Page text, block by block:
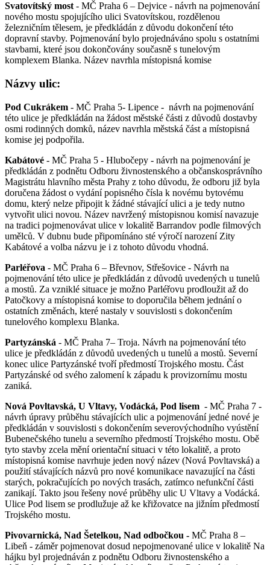
Svatovítský most - MČ Praha 6 – Dejvice - návrh na pojmenování
nového mostu spojujícího ulici Svatovítskou, rozdělenou
železničním tělesem, je předkládán z důvodu dokončení této
dopravní stavby. Pojmenování bylo projednáváno spolu s ostatními
stavbami, které jsou dokončovány současně s tunelovým
komplexem Blanka. Název navrhla místopisná komise
Názvy ulic:
Pod Cukrákem - MČ Praha 5- Lipence - návrh na pojmenování
této ulice je předkládán na žádost městské části z důvodů dostavby
osmi rodinných domků, název navrhla městská část a místopisná
komise jej podpořila.
Kabátové - MČ Praha 5 - Hlubočepy - návrh na pojmenování je
předkládán z podnětu Odboru živnostenského a občanskosprávního
Magistrátu hlavního města Prahy z toho důvodu, že odboru již byla
doručena žádost o vydání popisného čísla k novému bytovému
domu, který nelze připojit k žádné stávající ulici a je tedy nutno
vytvořit ulici novou. Název navržený místopisnou komisí navazuje
na tradici pojmenovávat ulice v lokalitě Barrandov podle filmových
umělců. V dubnu bude připomínáno sté výročí narození Zity
Kabátové a volba názvu je i z tohoto důvodu vhodná.
Parléřova - MČ Praha 6 – Břevnov, Střešovice - Návrh na
pojmenování této ulice je předkládán z důvodů uvedených u tunelů
a mostů. Za vzniklé situace je možno Parléřovu prodloužit až do
Patočkovy a místopisná komise to doporučila během jednání o
ostatních změnách, které nastaly v souvislosti s dokončením
tunelového komplexu Blanka.
Partyzánská - MČ Praha 7– Troja. Návrh na pojmenování této
ulice je předkládán z důvodů uvedených u tunelů a mostů. Severní
konec ulice Partyzánské tvoří předmostí Trojského mostu. Část
Partyzánské od svého zalomení k západu k provizornímu mostu
zaniká.
Nová Povltavská, U Vltavy, Vodácká, Pod lisem - MČ Praha 7 -
návrh úpravy průběhu stávajících ulic a pojmenování jedné nové je
předkládán v souvislosti s dokončením severovýchodního vyústění
Bubenečského tunelu a severního předmostí Trojského mostu. Obě
tyto stavby zcela mění orientační situaci v této lokalitě, a proto
místopisná komise navrhuje jeden nový název (Nová Povltavská) a
použití stávajících názvů pro nové komunikace navazující na části
starých, pokračujících po nových trasách, zatímco nefunkční části
zanikají. Takto jsou řešeny nové průběhy ulic U Vltavy a Vodácká.
Ulice Pod lisem se prodlužuje až ke křižovatce na jižním předmostí
Trojského mostu.
Pivovarnická, Nad Šetelkou, Nad odbočkou - MČ Praha 8 –
Libeň - záměr pojmenovat dosud nepojmenované ulice v lokalitě Na
hájku byl projednáván z podnětu Odboru živnostenského a